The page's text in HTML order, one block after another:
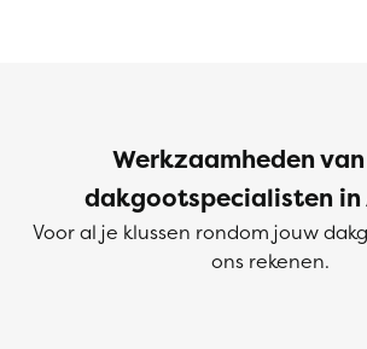
Werkzaamheden
dakgootspecialisten in
Voor al je klussen rondom jouw
ons rekenen.